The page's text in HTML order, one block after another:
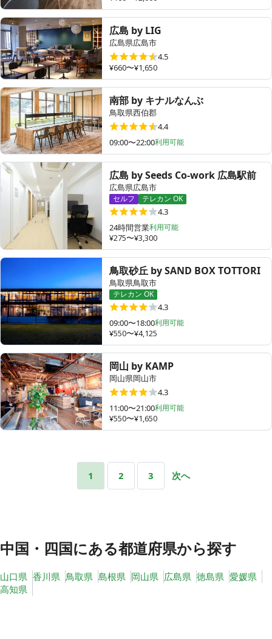
広島 by LIG
広島県広島市
4.5
¥660〜¥1,650
南部 by キナルなんぶ
鳥取県西伯郡
4.4
09:00〜22:00利用可能
広島 by Seeds Co-work 広島駅前
広島県広島市
セルフ テレカン OK
4.3
24時間営業利用可能
¥275〜¥3,300
鳥取砂丘 by SAND BOX TOTTORI
鳥取県鳥取市
テレカン OK
4.3
09:00〜18:00利用可能
¥550〜¥4,125
岡山 by KAMP
岡山県岡山市
4.3
11:00〜21:00利用可能
¥550〜¥1,650
1 2 3 次へ
中国・四国にある都道府県から探す
山口県 香川県 鳥取県 島根県 岡山県 広島県 徳島県 愛媛県
高知県